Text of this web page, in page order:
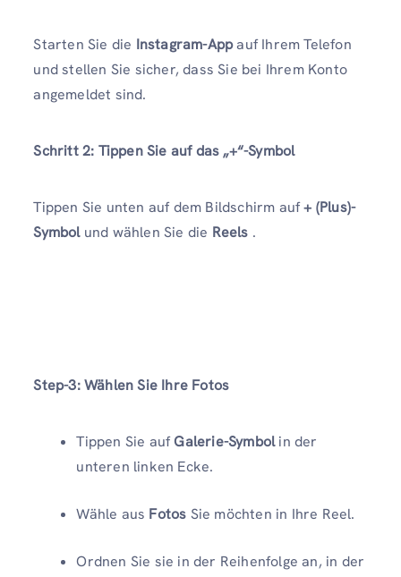
Starten Sie die Instagram-Appauf Ihrem Telefon
und stellen Sie sicher, dass Sie bei Ihrem Konto
angemeldet sind.
Schritt 2: Tippen Sie auf das „+“-Symbol
Tippen Sie unten auf dem Bildschirm auf+ (Plus)-
Symbolund wählen Sie die Reels .
Step-3: Wählen Sie Ihre Fotos
Tippen Sie aufGalerie-Symbolin der
unteren linken Ecke.
Wähle aus Fotos Sie möchten in Ihre Reel.
Ordnen Sie sie in der Reihenfolge an, in der